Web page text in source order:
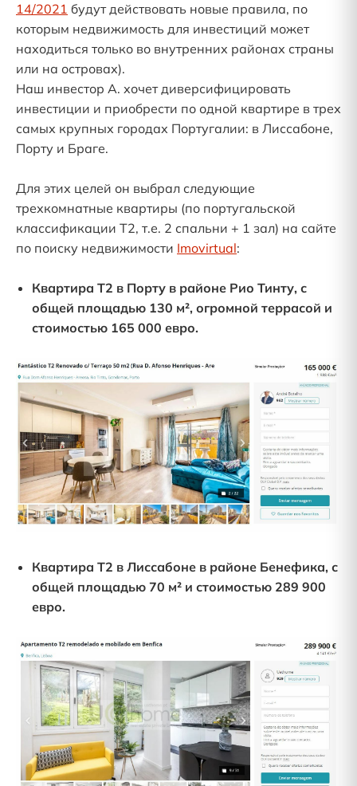
14/2021 будут действовать новые правила, по
которым недвижимость для инвестиций может
находиться только во внутренних районах страны
или на островах).
Наш инвестор А. хочет диверсифицировать
инвестиции и приобрести по одной квартире в трех
самых крупных городах Португалии: в Лиссабоне,
Порту и Браге.
Для этих целей он выбрал следующие
трехкомнатные квартиры (по португальской
классификации T2, т.е. 2 спальни + 1 зал) на сайте
по поиску недвижимости Imovirtual:
Квартира T2 в Порту в районе Рио Тинту, с
общей площадью 130 м², огромной террасой и
стоимостью 165 000 евро.
Квартира T2 в Лиссабоне в районе Бенефика, с
общей площадью 70 м² и стоимостью 289 900
евро.